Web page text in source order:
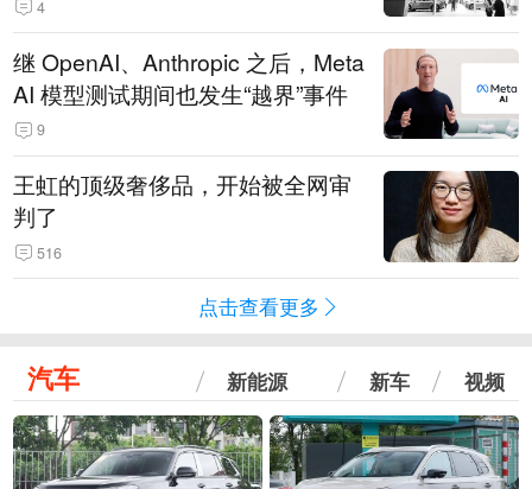
4
继 OpenAI、Anthropic 之后，Meta
AI 模型测试期间也发生“越界”事件
9
王虹的顶级奢侈品，开始被全网审
判了
516
点击查看更多
汽车 新能源 新车 视频